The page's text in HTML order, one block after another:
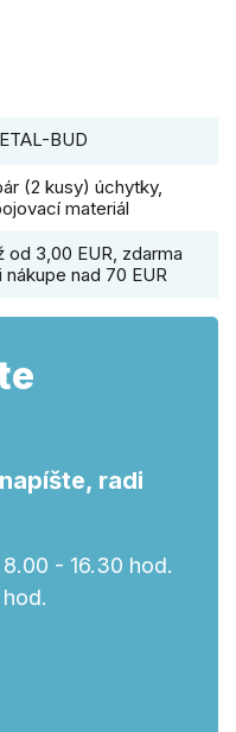
BUD
(2 kusy) úchytky,
materiál
od 3,00 EUR, zdarma
nákupe nad 70 EUR
radi
- 16.30 hod.